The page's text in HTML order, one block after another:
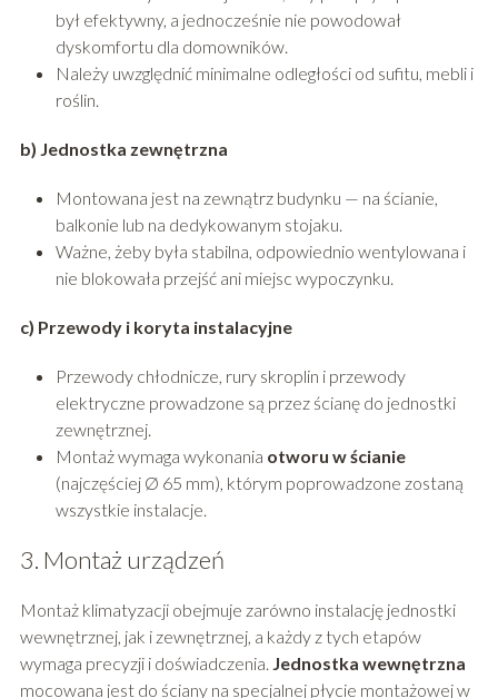
był efektywny, a jednocześnie nie powodował
dyskomfortu dla domowników.
Należy uwzględnić minimalne odległości od sufitu, mebli i
roślin.
b) Jednostka zewnętrzna
Montowana jest na zewnątrz budynku — na ścianie,
balkonie lub na dedykowanym stojaku.
Ważne, żeby była stabilna, odpowiednio wentylowana i
nie blokowała przejść ani miejsc wypoczynku.
c) Przewody i koryta instalacyjne
Przewody chłodnicze, rury skroplin i przewody
elektryczne prowadzone są przez ścianę do jednostki
zewnętrznej.
Montaż wymaga wykonania otworu w ścianie
(najczęściej Ø 65 mm), którym poprowadzone zostaną
wszystkie instalacje.
3. Montaż urządzeń
Montaż klimatyzacji obejmuje zarówno instalację jednostki
wewnętrznej, jak i zewnętrznej, a każdy z tych etapów
wymaga precyzji i doświadczenia. Jednostka wewnętrzna
mocowana jest do ściany na specjalnej płycie montażowej w